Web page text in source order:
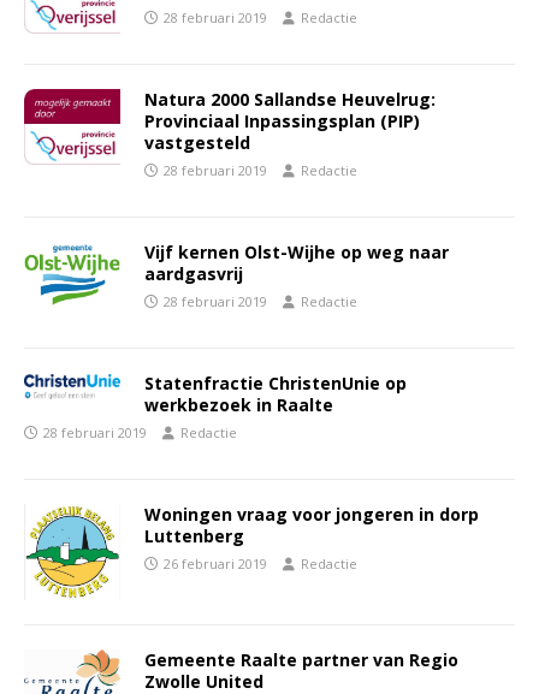
28 februari 2019 Redactie
Natura 2000 Sallandse Heuvelrug:
Provinciaal Inpassingsplan (PIP)
vastgesteld
28 februari 2019 Redactie
Vijf kernen Olst-Wijhe op weg naar
aardgasvrij
28 februari 2019 Redactie
Statenfractie ChristenUnie op
werkbezoek in Raalte
28 februari 2019 Redactie
Woningen vraag voor jongeren in dorp
Luttenberg
26 februari 2019 Redactie
Gemeente Raalte partner van Regio
Zwolle United